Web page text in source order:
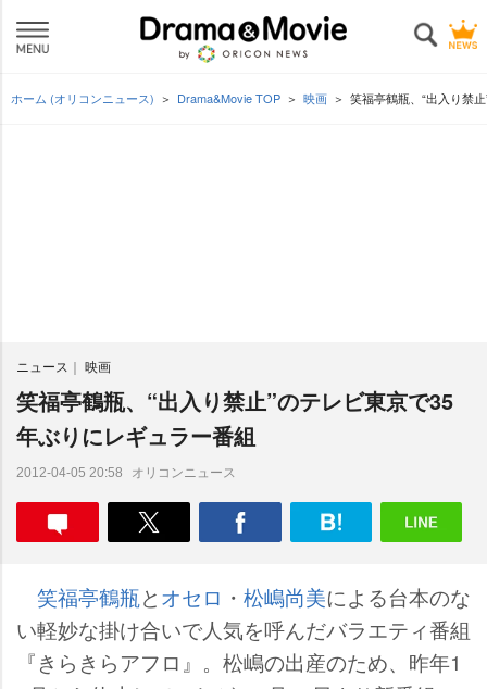
ホーム (オリコンニュース) Drama&Movie TOP 映画 笑福亭鶴瓶、“出入り禁
ニュース 映画
笑福亭鶴瓶、“出入り禁止”のテレビ東京で35
年ぶりにレギュラー番組
2012-04-05 20:58 オリコンニュース
笑福亭鶴瓶とオセロ ・ 松嶋尚美による台本のな
い軽妙な掛け合いで人気を呼んだバラエティ番組
『きらきらアフロ』。松嶋の出産のため、昨年1